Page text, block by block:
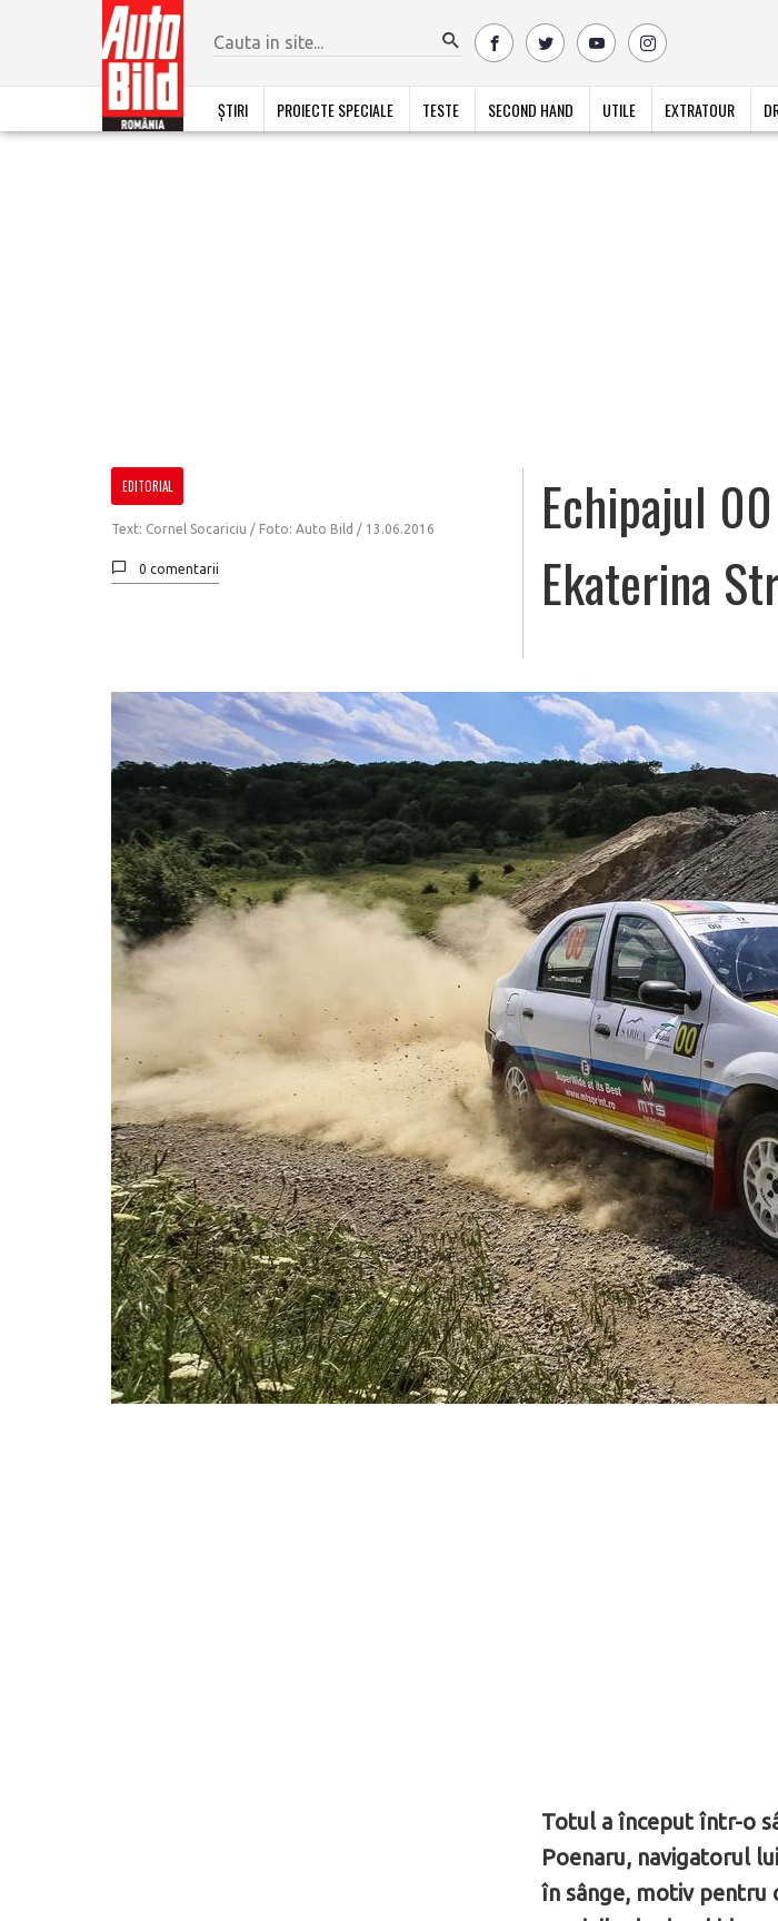
ȘTIRI PROIECTE SPECIALE TESTE SECOND HAND UTILE EXTRATOUR
EDITORIAL
Text: Cornel Socariciu / Foto: Auto Bild / 13.06.2016
0 comentarii
Echipajul
Ekaterina
Totul a început într-o
Poenaru, navigatorul
în sânge, motiv pentru